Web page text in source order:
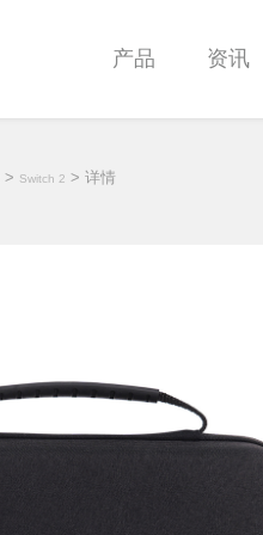
产品 资讯
> Switch 2 > 详情